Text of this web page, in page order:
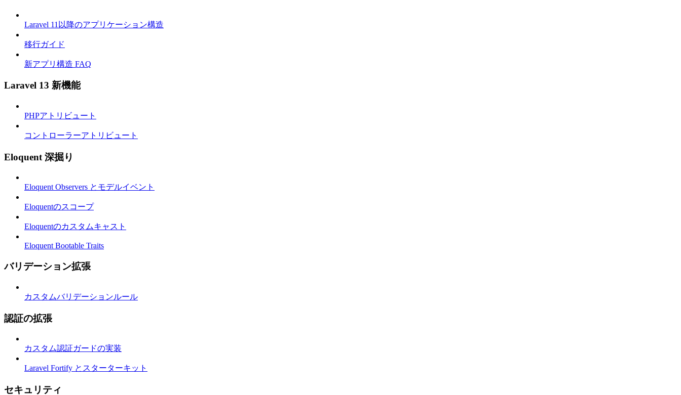
Laravel 11以降のアプリケーション構造
移行ガイド
新アプリ構造 FAQ
Laravel 13 新機能
PHPアトリビュート
コントローラーアトリビュート
Eloquent 深掘り
Eloquent Observers とモデルイベント
Eloquentのスコープ
Eloquentのカスタムキャスト
Eloquent Bootable Traits
バリデーション拡張
カスタムバリデーションルール
認証の拡張
カスタム認証ガードの実装
Laravel Fortify とスターターキット
セキュリティ